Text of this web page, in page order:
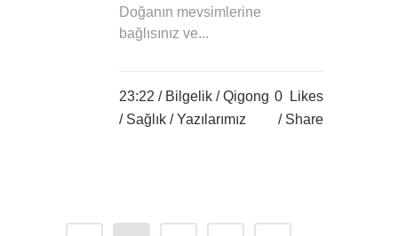
Doğanın mevsimlerine
bağlısınız ve...
23:22 / Bilgelik /Qigong
/ Sağlık /Yazılarımız
0
Likes
Share